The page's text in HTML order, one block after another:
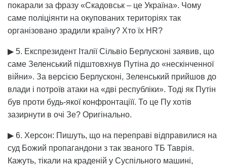
покарали за фразу «Скадовськ – це Україна». Чому
саме поліціянти на окупованих територіях так
організовано зрадили країну? Хто їх HR?
▶ 5. Експрезидент Італії Сільвіо Берлусконі заявив, що
саме Зеленський підштовхнув Путіна до «нескінченної
війни». За версією Берлусконі, Зеленський прийшов до
влади і потроїв атаки на «дві республіки». Тоді як Путін
був проти будь-якої конфронтаціїї. То це Пу хотів
зазирнути в очі Зе? Оригінально.
▶ 6. Херсон: Пишуть, що на переправі відправилися на
суд Божий пропагандони з так званого ТБ Таврія.
Кажуть, тікали на краденій у Суспільного машині,